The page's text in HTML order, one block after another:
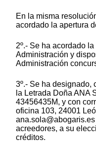
En la misma
acordado la apertura
2º.- Se ha acordado
Administración y
Administración
3º.- Se ha designado,
la Letrada Doña ANA
43456435M, y con
oficina 103, 24001
acreedores, a su
créditos.